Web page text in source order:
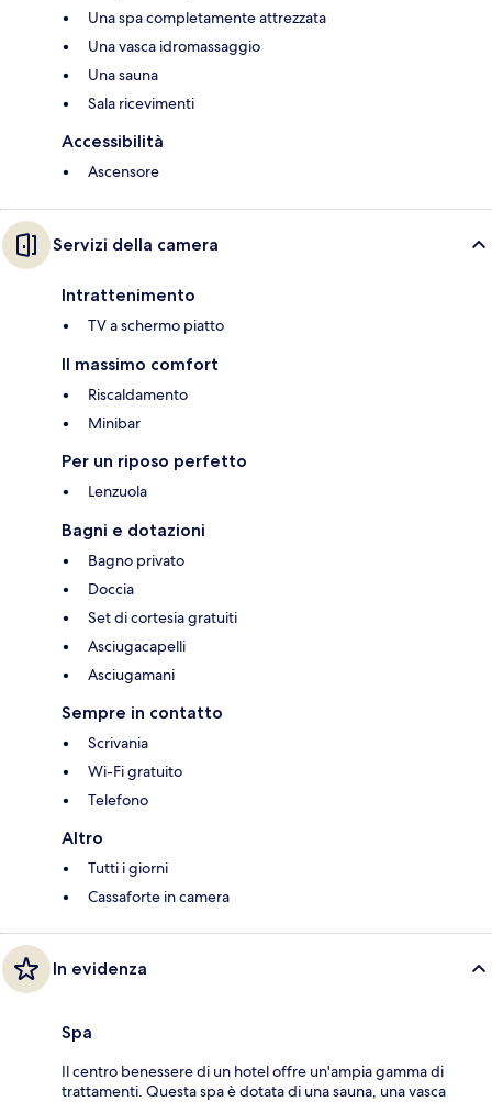
Una spa completamente attrezzata
Una vasca idromassaggio
Una sauna
Sala ricevimenti
Accessibilità
Ascensore
Servizi della camera
Intrattenimento
TV a schermo piatto
Il massimo comfort
Riscaldamento
Minibar
Per un riposo perfetto
Lenzuola
Bagni e dotazioni
Bagno privato
Doccia
Set di cortesia gratuiti
Asciugacapelli
Asciugamani
Sempre in contatto
Scrivania
Wi-Fi gratuito
Telefono
Altro
Tutti i giorni
Cassaforte in camera
In evidenza
Spa
Il centro benessere di un hotel offre un'ampia gamma di
trattamenti. Questa spa è dotata di una sauna, una vasca